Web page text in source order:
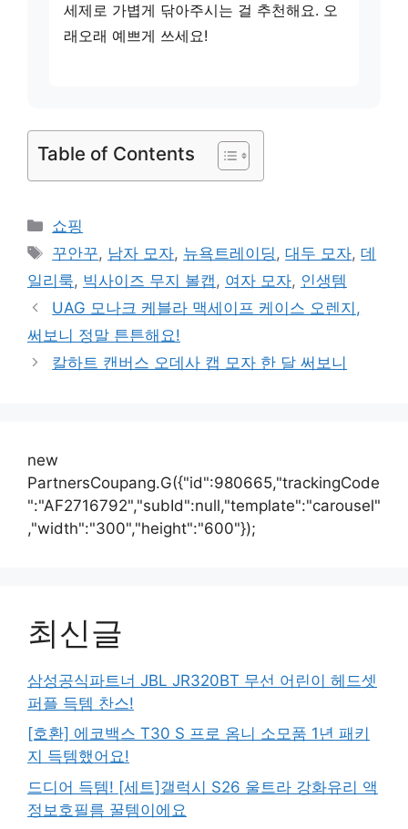
세제로 가볍게 닦아주시는 걸 추천해요. 오
래오래 예쁘게 쓰세요!
Table of Contents
카
테
고
리
쇼핑
태
그
꾸안꾸, 남자 모자, 뉴욕트레이딩 ,대두 모자,데
일리룩, 빅사이즈 무지 볼캡 , 여자 모자, 인생템
UAG 모나크 케블라 맥세이프 케이스 오렌지,
써보니 정말 튼튼해요!
칼하트 캔버스 오데사 캡 모자 한 달 써보니
new
PartnersCoupang.G({"id":980665,"trackingCode
":"AF2716792","subId":null,"template":"carousel"
,"width":"300","height":"600"});
최신글
삼성공식파트너 JBL JR320BT 무선 어린이 헤드셋
퍼플 득템 찬스!
[호환] 에코백스 T30 S 프로 옴니 소모품 1년 패키
지 득템했어요!
드디어 득템! [세트]갤럭시 S26 울트라 강화유리 액
정보호필름 꿀템이에요